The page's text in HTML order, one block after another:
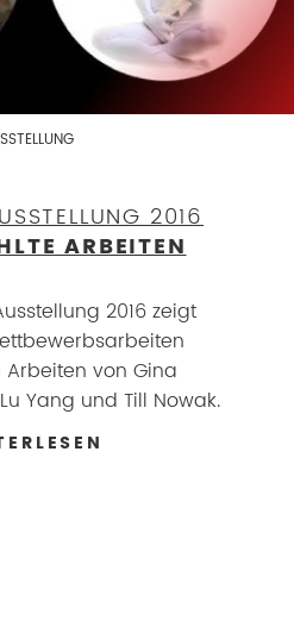
2016
ARBEITEN
2016 zeigt
von Gina
Yang und Till Nowak.